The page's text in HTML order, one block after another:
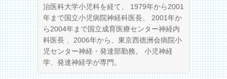
治医科大学小児科を経て、 1979年から2001
年まで国立小児病院神経科医長、 2001年か
ら2004年まで国立成育医療センター神経内
科医長 、2006年から、東京西徳洲会病院小
児センター神経・発達部勤務。 小児神経
学、発達神経学が専門。